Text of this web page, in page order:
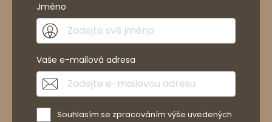
Jméno
Vaše e-mailová adresa
Souhlasím se zpracováním výše uvedených